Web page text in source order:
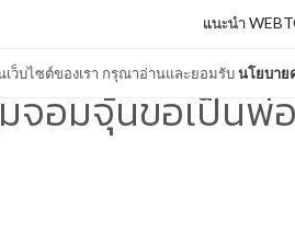
เว็บไซต์ของเรา กรุณาอ่านและยอมรับนโยบาย
แนะนำ
จอมจุ้นขอเป็นพ่